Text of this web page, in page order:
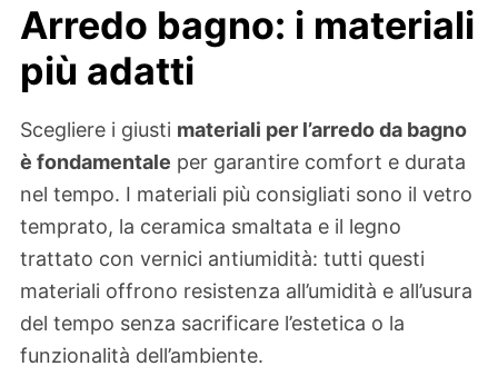
Arredo bagno: i materiali
più adatti
Scegliere i giusti materiali per l’arredo da bagno
è fondamentale per garantire comfort e durata
nel tempo. I materiali più consigliati sono il vetro
temprato, la ceramica smaltata e il legno
trattato con vernici antiumidità: tutti questi
materiali offrono resistenza all’umidità e all’usura
del tempo senza sacrificare l’estetica o la
funzionalità dell’ambiente.